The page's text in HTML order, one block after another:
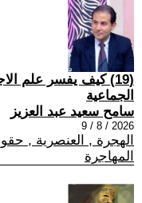
(19) كيف يفسر علم
الجماعية
سامح سعيد عبد العزيز
2026 / 8 / 9
الهجرة , العنصرية ,
المهاجرة